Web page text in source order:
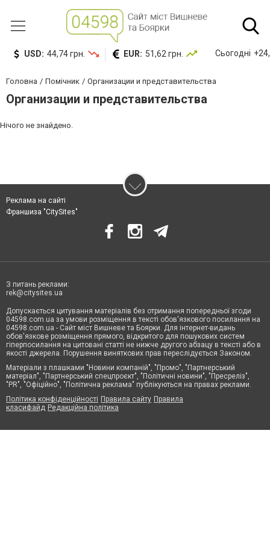
USD: 44,74 грн. EUR: 51,62 грн. Сьогодні
Головна Помічник Организации и представительства
Организации и представительства
Нічого не знайдено.
Реклама на сайті
Франшиза "CitySites"
З питань реклами:
rek@citysites.ua
Допускається цитування матеріалів без отримання попередньої згоди
04598.com.ua за умови розміщення в тексті обов'язкового посилання на
04598.com.ua - Сайт міст Вишневе та Боярки. Для інтернет-видань
обов'язкове розміщення прямого, відкритого для пошукових систем
гіперпосилання на цитовані статті не нижче другого абзацу в тексті або в
якості джерела. Порушення виняткових прав переслідується Законом.
Матеріали з плашками "Новини компаній", "Промо", "Партнерський
матеріал", "Партнерський спецпроєкт", "Політичні новини", "Пресреліз",
"PR", "Офіційно", "Політична реклама" публікуються на правах реклами.
Політика конфіденційності Правила сайту Правила
класифайд Редакційна політика